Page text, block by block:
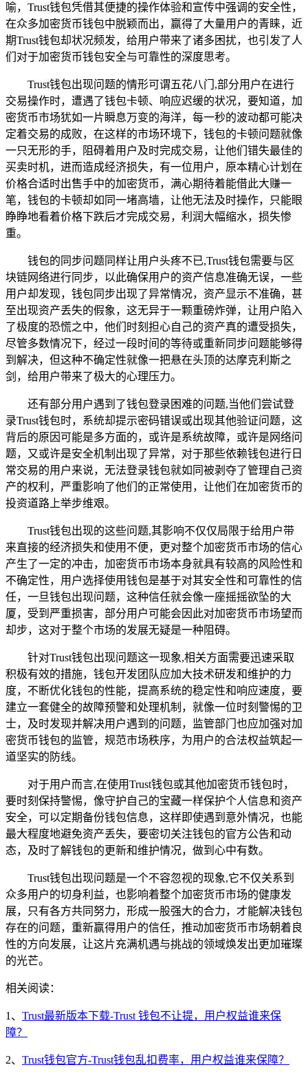
喻，Trust钱包凭借其便捷的操作体验和宣传中强调的安全性，
在众多加密货币钱包中脱颖而出，赢得了大量用户的青睐，近
期Trust钱包却状况频发，给用户带来了诸多困扰，也引发了人
们对于加密货币钱包安全与可靠性的深度思考。
Trust钱包出现问题的情形可谓五花八门,部分用户在进行
交易操作时，遭遇了钱包卡顿、响应迟缓的状况，要知道，加
密货币市场犹如一片瞬息万变的海洋，每一秒的波动都可能决
定着交易的成败，在这样的市场环境下，钱包的卡顿问题就像
一只无形的手，阻碍着用户及时完成交易，让他们错失最佳的
买卖时机，进而造成经济损失，有一位用户，原本精心计划在
价格合适时出售手中的加密货币，满心期待着能借此大赚一
笔，钱包的卡顿却如同一堵高墙，让他无法及时操作，只能眼
睁睁地看着价格下跌后才完成交易，利润大幅缩水，损失惨
重。
钱包的同步问题同样让用户头疼不已,Trust钱包需要与区
块链网络进行同步，以此确保用户的资产信息准确无误，一些
用户却发现，钱包同步出现了异常情况，资产显示不准确，甚
至出现资产丢失的假象，这无异于一颗重磅炸弹，让用户陷入
了极度的恐慌之中，他们时刻担心自己的资产真的遭受损失，
尽管多数情况下，经过一段时间的等待或重新同步问题能够得
到解决，但这种不确定性就像一把悬在头顶的达摩克利斯之
剑，给用户带来了极大的心理压力。
还有部分用户遇到了钱包登录困难的问题,当他们尝试登
录Trust钱包时，系统却提示密码错误或出现其他验证问题，这
背后的原因可能是多方面的，或许是系统故障，或许是网络问
题，又或许是安全机制出现了异常，对于那些依赖钱包进行日
常交易的用户来说，无法登录钱包就如同被剥夺了管理自己资
产的权利，严重影响了他们的正常使用，让他们在加密货币的
投资道路上举步维艰。
Trust钱包出现的这些问题,其影响不仅仅局限于给用户带
来直接的经济损失和使用不便，更对整个加密货币市场的信心
产生了一定的冲击，加密货币市场本身就具有较高的风险性和
不确定性，用户选择使用钱包是基于对其安全性和可靠性的信
任，一旦钱包出现问题，这种信任就会像一座摇摇欲坠的大
厦，受到严重损害，部分用户可能会因此对加密货币市场望而
却步，这对于整个市场的发展无疑是一种阻碍。
针对Trust钱包出现问题这一现象,相关方面需要迅速采取
积极有效的措施，钱包开发团队应加大技术研发和维护的力
度，不断优化钱包的性能，提高系统的稳定性和响应速度，要
建立一套健全的故障预警和处理机制，就像一位时刻警惕的卫
士，及时发现并解决用户遇到的问题，监管部门也应加强对加
密货币钱包的监管，规范市场秩序，为用户的合法权益筑起一
道坚实的防线。
对于用户而言,在使用Trust钱包或其他加密货币钱包时，
要时刻保持警惕，像守护自己的宝藏一样保护个人信息和资产
安全，可以定期备份钱包信息，这样即使遇到意外情况，也能
最大程度地避免资产丢失，要密切关注钱包的官方公告和动
态，及时了解钱包的更新和维护情况，做到心中有数。
Trust钱包出现问题是一个不容忽视的现象,它不仅关系到
众多用户的切身利益，也影响着整个加密货币市场的健康发
展，只有各方共同努力，形成一股强大的合力，才能解决钱包
存在的问题，重新赢得用户的信任，推动加密货币市场朝着良
性的方向发展，让这片充满机遇与挑战的领域焕发出更加璀璨
的光芒。
相关阅读：
1、 Trust最新版本下载-Trust 钱包不让提，用户权益谁来保
障？
2、 Trust钱包官方-Trust钱包乱扣费率，用户权益谁来保障？